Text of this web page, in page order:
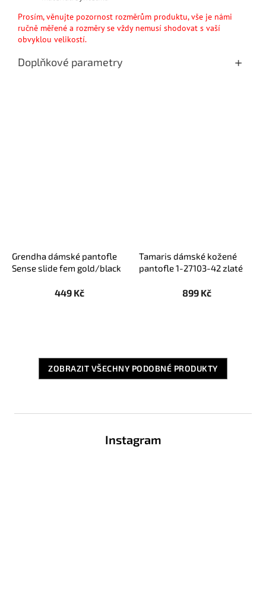
Prosím, věnujte pozornost rozměrům produktu, vše je námi
ručně měřené a rozměry se vždy nemusí shodovat s vaší
obvyklou velikostí.
Doplňkové parametry
Grendha dámské pantofle
Sense slide fem gold/black
449 Kč
Tamaris dámské kožené
pantofle 1-27103-42 zlaté
899 Kč
ZOBRAZIT VŠECHNY PODOBNÉ PRODUKTY
Instagram